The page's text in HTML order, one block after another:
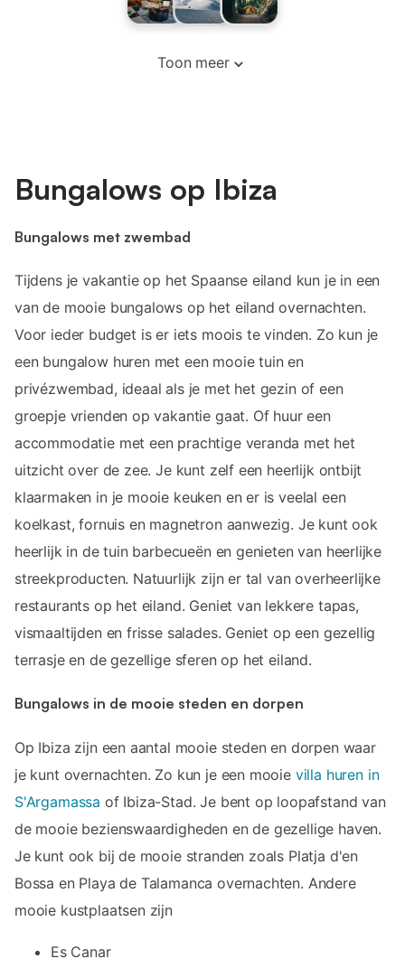
Toon meer
Bungalows op Ibiza
Bungalows met zwembad
Tijdens je vakantie op het Spaanse eiland kun je in een
van de mooie bungalows op het eiland overnachten.
Voor ieder budget is er iets moois te vinden. Zo kun je
een bungalow huren met een mooie tuin en
privézwembad, ideaal als je met het gezin of een
groepje vrienden op vakantie gaat. Of huur een
accommodatie met een prachtige veranda met het
uitzicht over de zee. Je kunt zelf een heerlijk ontbijt
klaarmaken in je mooie keuken en er is veelal een
koelkast, fornuis en magnetron aanwezig. Je kunt ook
heerlijk in de tuin barbecueën en genieten van heerlijke
streekproducten. Natuurlijk zijn er tal van overheerlijke
restaurants op het eiland. Geniet van lekkere tapas,
vismaaltijden en frisse salades. Geniet op een gezellig
terrasje en de gezellige sferen op het eiland.
Bungalows in de mooie steden en dorpen
Op Ibiza zijn een aantal mooie steden en dorpen waar
je kunt overnachten. Zo kun je een mooie villa huren in
S'Argamassa of Ibiza-Stad. Je bent op loopafstand van
de mooie bezienswaardigheden en de gezellige haven.
Je kunt ook bij de mooie stranden zoals Platja d'en
Bossa en Playa de Talamanca overnachten. Andere
mooie kustplaatsen zijn
Es Canar